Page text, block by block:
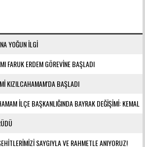
YOĞUN İLGİ
FARUK ERDEM GÖREVİNE BAŞLADI
KIZILCAHAMAM'DA BAŞLADI
İLÇE BAŞKANLIĞINDA BAYRAK DEĞİŞİMİ: KEMAL
SAYGIYLA VE RAHMETLE ANIYORUZ!